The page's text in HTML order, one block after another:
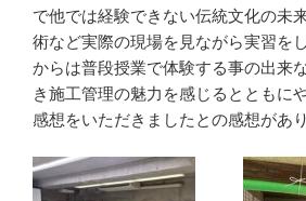
で他では経験できない伝統文化の未
術など実際の現場を見ながら実習を
からは普段授業で体験する事の出来
き施工管理の魅力を感じるとともに
感想をいただきましたとの感想があり